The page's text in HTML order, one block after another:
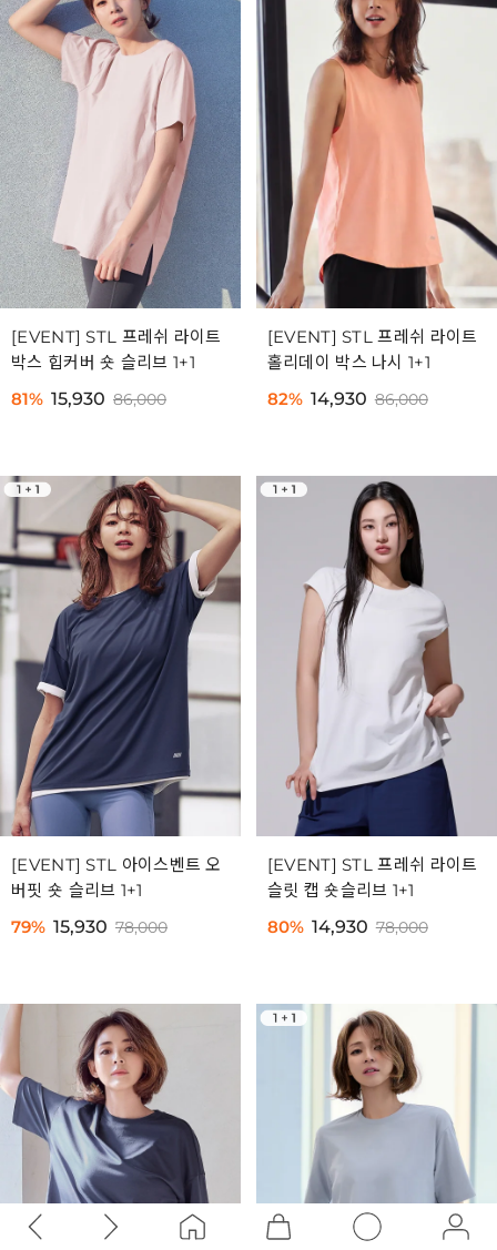
[EVENT] STL 프레쉬 라이트
박스 힙커버 숏 슬리브 1+1
81% 15,930 86,000
[EVENT] STL 프레쉬 라이트
홀리데이 박스 나시 1+1
82% 14,930 86,000
[EVENT] STL 아이스벤트 오
버핏 숏 슬리브 1+1
79% 15,930 78,000
[EVENT] STL 프레쉬 라이트
슬릿 캡 숏슬리브 1+1
80% 14,930 78,000